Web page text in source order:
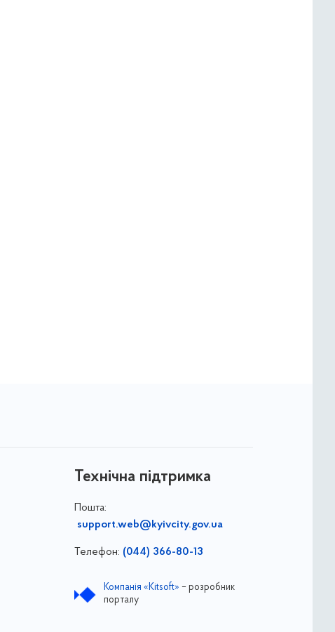
Технічна підтримка
Пошта:
support.web@kyivcity.gov.ua
Телефон: (044) 366-80-13
Компанія «Kitsoft» – розробник
порталу